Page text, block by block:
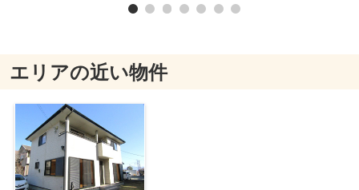
エリアの近い物件